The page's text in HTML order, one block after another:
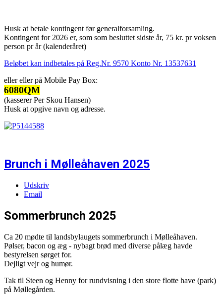
Husk at betale kontingent før generalforsamling.
Kontingent for 2026 er, som som besluttet sidste år, 75 kr. pr voksen
person pr år (kalenderåret)
Beløbet kan indbetales på Reg.Nr. 9570 Konto Nr. 13537631
eller eller på Mobile Pay Box:
6080QM
(kasserer Per Skou Hansen)
Husk at opgive navn og adresse.
Brunch i Mølleåhaven 2025
Udskriv
Email
Sommerbrunch 2025
Ca 20 mødte til landsbylaugets sommerbrunch i Mølleåhaven.
Pølser, bacon og æg - nybagt brød med diverse pålæg havde
bestyrelsen sørget for.
Dejligt vejr og humør.
Tak til Steen og Henny for rundvisning i den store flotte have (park)
på Møllegården.